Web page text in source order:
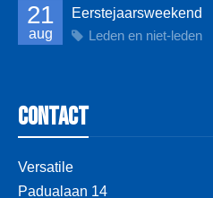
21
aug
Eerstejaarsweekend
Leden en niet-leden
Contact
Versatile
Padualaan 14